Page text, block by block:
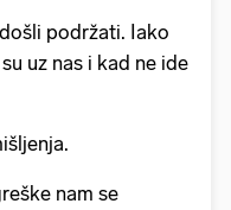
podržati. Iako
uz nas i kad ne ide
nam se